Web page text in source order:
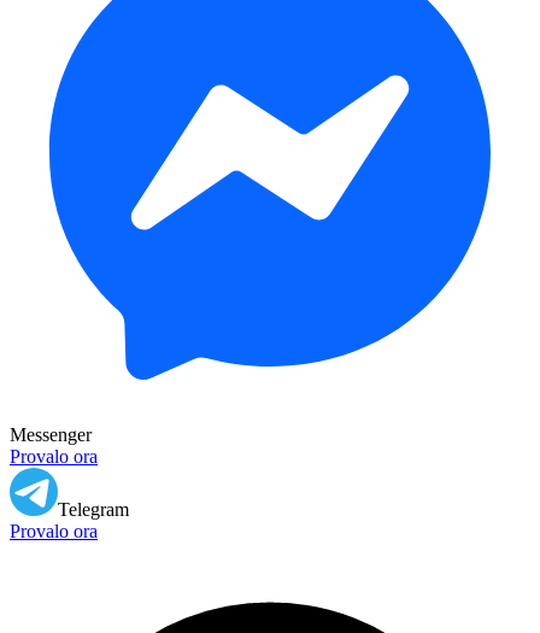
Messenger
Provalo ora
Telegram
Provalo ora